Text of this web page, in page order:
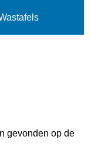
gevonden op de